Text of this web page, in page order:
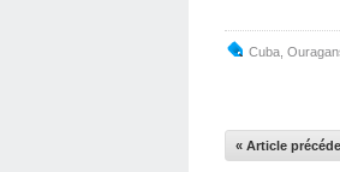
Cuba
« Article